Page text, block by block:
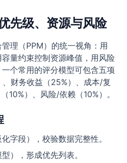
先级、资源与风险
理（PPM）的统一视角：用
量约束控制资源峰值，用风险
个常用的评分模型可包含五项
财务收益（25%）、成本/复
10%）、风险/依赖（10%）。
字段），校验数据完整性。
），形成优先列表。